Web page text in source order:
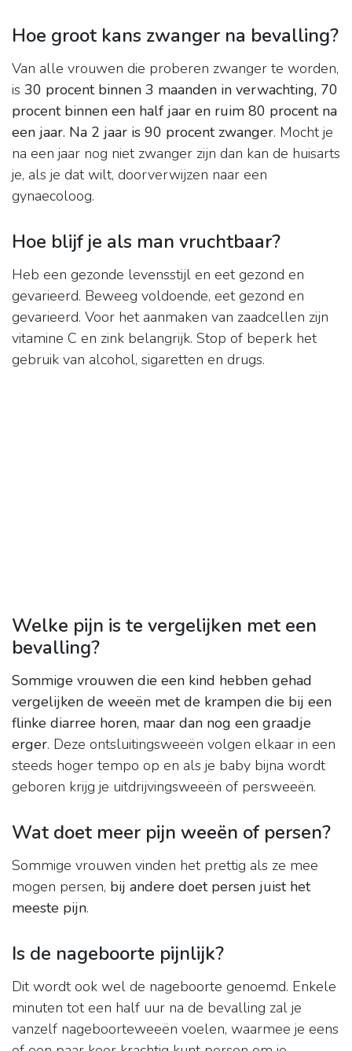
Hoe groot kans zwanger na bevalling?
Van alle vrouwen die proberen zwanger te worden,
is 30 procent binnen 3 maanden in verwachting, 70
procent binnen een half jaar en ruim 80 procent na
een jaar. Na 2 jaar is 90 procent zwanger. Mocht je
na een jaar nog niet zwanger zijn dan kan de huisarts
je, als je dat wilt, doorverwijzen naar een
gynaecoloog.
Hoe blijf je als man vruchtbaar?
Heb een gezonde levensstijl en eet gezond en
gevarieerd. Beweeg voldoende, eet gezond en
gevarieerd. Voor het aanmaken van zaadcellen zijn
vitamine C en zink belangrijk. Stop of beperk het
gebruik van alcohol, sigaretten en drugs.
Welke pijn is te vergelijken met een
bevalling?
Sommige vrouwen die een kind hebben gehad
vergelijken de weeën met de krampen die bij een
flinke diarree horen, maar dan nog een graadje
erger. Deze ontsluitingsweeën volgen elkaar in een
steeds hoger tempo op en als je baby bijna wordt
geboren krijg je uitdrijvingsweeën of persweeën.
Wat doet meer pijn weeën of persen?
Sommige vrouwen vinden het prettig als ze mee
mogen persen, bij andere doet persen juist het
meeste pijn.
Is de nageboorte pijnlijk?
Dit wordt ook wel de nageboorte genoemd. Enkele
minuten tot een half uur na de bevalling zal je
vanzelf nageboorteweeën voelen, waarmee je eens